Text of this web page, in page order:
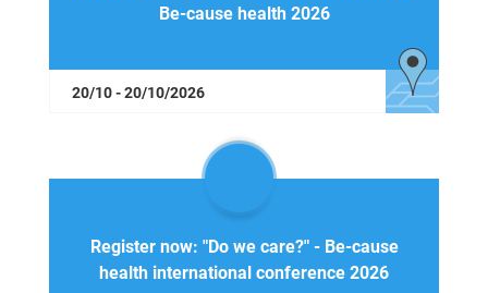
Be-cause health 2026
20/10 - 20/10/2026
Register now: "Do we care?" - Be-cause
health international conference 2026